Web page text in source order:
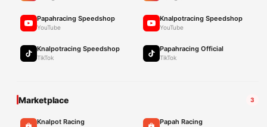
Papahracing Speedshop
YouTube
Knalpotracing Speedshop
YouTube
Knalpotracing Speedshop
TikTok
Papahracing Official
TikTok
Marketplace 3
Knalpot Racing Papah Racing